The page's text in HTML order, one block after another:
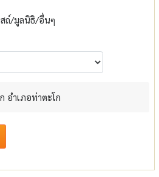
ถ์/มูลนิธิ/อื่นๆ
อำเภอท่าตะโก